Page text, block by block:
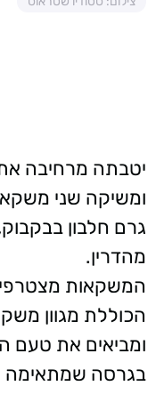
יטבתה מרחיבה
גרם חלבון
מהדרין.
הכוללת מגוון
ומביאים את טעם
בגרסה שמתאימה